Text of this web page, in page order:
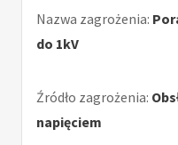
Nazwa zagrożenia:
do 1kV
Źródło zagrożenia:
napięciem